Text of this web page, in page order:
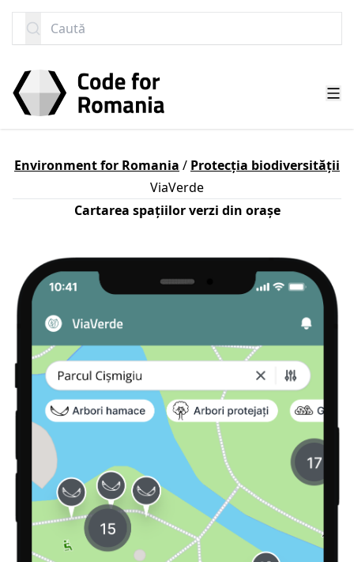
Caută
Environment for Romania / Protecția biodiversității
ViaVerde
Cartarea spațiilor verzi din orașe